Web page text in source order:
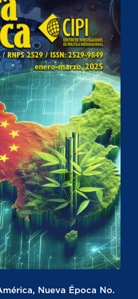
Nueva Época No.